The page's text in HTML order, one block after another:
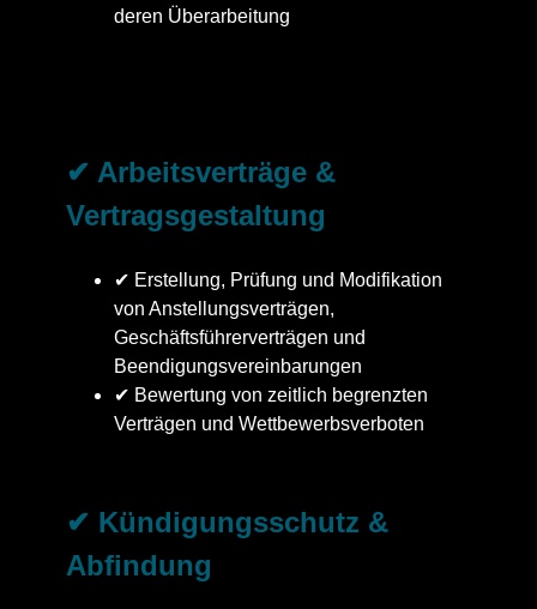
deren Überarbeitung
✔ Arbeitsverträge &
Vertragsgestaltung
✔ Erstellung, Prüfung und Modifikation
von Anstellungsverträgen,
Geschäftsführerverträgen und
Beendigungsvereinbarungen
✔ Bewertung von zeitlich begrenzten
Verträgen und Wettbewerbsverboten
✔ Kündigungsschutz &
Abfindung